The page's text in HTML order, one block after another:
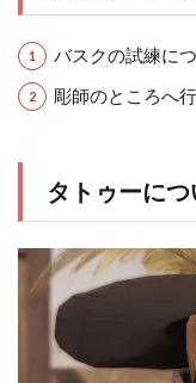
バスクの試練に
彫師のところへ行
タトゥーにつ